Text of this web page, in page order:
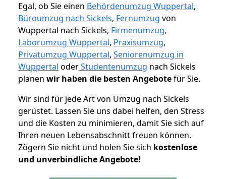
Egal, ob Sie einen Behördenumzug Wuppertal,
Büroumzug nach Sickels, Fernumzug von
Wuppertal nach Sickels, Firmenumzug,
Laborumzug Wuppertal, Praxisumzug,
Privatumzug Wuppertal, Seniorenumzug in
Wuppertal oderStudentenumzug nach Sickels
planen wir haben die besten Angebotefür Sie.
Wir sind für jede Art von Umzug nach Sickels
gerüstet. Lassen Sie uns dabei helfen, den Stress
und die Kosten zu minimieren, damit Sie sich auf
Ihren neuen Lebensabschnitt freuen können.
Zögern Sie nicht und holen Sie sich kostenlose
und unverbindliche Angebote!